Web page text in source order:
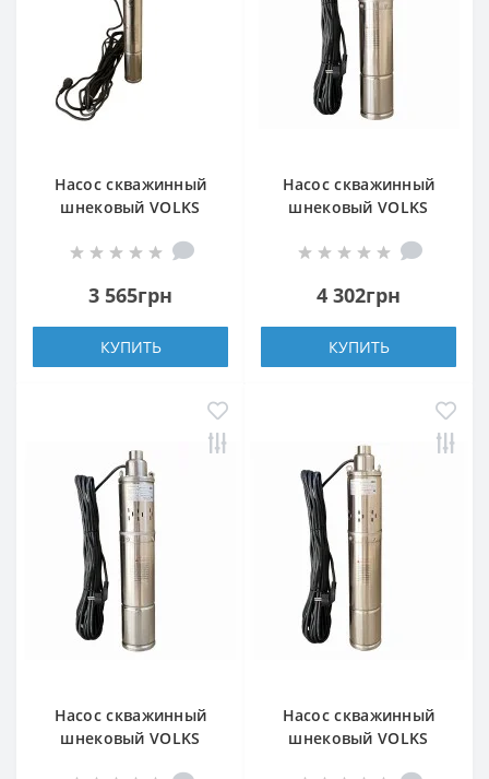
Насос скважинный
шнековый VOLKS
0,55кВт 3 дюйма! +
3 565грн
КУПИТЬ
Насос скважинный
шнековый VOLKS
0,5кВт +кабель 15м
4 302грн
КУПИТЬ
Насос скважинный
шнековый VOLKS
Насос скважинный
шнековый VOLKS